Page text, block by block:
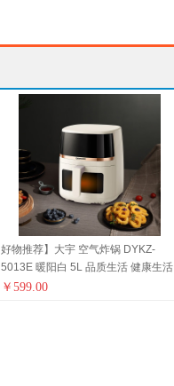
好物推荐】大宇 空气炸锅 DYKZ-
5013E 暖阳白 5L 品质生活 健康生活
家居 厨具
￥ 599.00